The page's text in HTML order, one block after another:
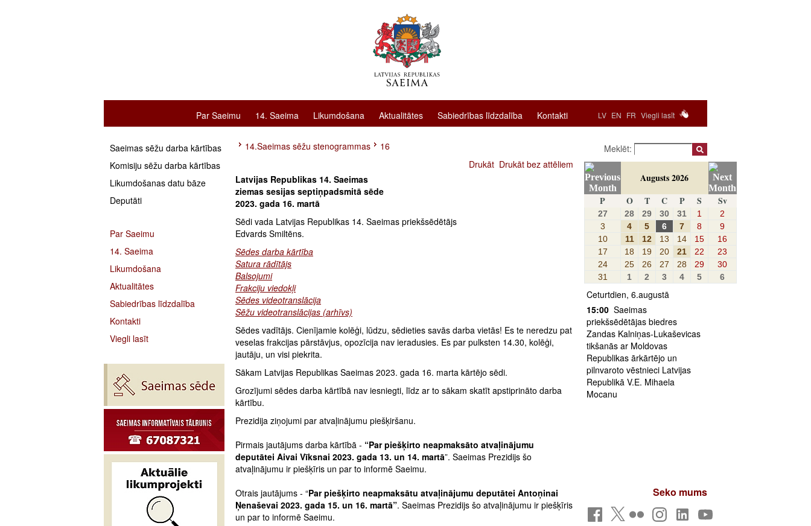
LV EN FR Viegli lasīt
Par Saeimu 14. Saeima Likumdošana Aktualitātes Sabiedrības līdzdalība Kontakti
Saeimas sēžu darba kārtības
Komisiju sēžu darba kārtības
Likumdošanas datu bāze
Deputāti
Par Saeimu
14. Saeima
Likumdošana
Aktualitātes
Sabiedrības līdzdalība
Kontakti
Viegli lasīt
14.Saeimas sēžu stenogrammas
16
Drukāt Drukāt bez attēliem
Latvijas Republikas 14. Saeimas
ziemas sesijas septiņpadsmitā sēde
2023. gada 16. martā
Sēdi vada Latvijas Republikas 14. Saeimas priekšsēdētājs
Edvards Smiltēns.
Sēdes darba kārtība
Satura rādītājs
Balsojumi
Frakciju viedokļi
Sēdes videotranslācija
Sēžu videotranslācijas (arhīvs)
Sēdes vadītājs. Cienījamie kolēģi, lūdzu, sēdieties savās darba vietās! Es te neredzu pat
veselas frakcijas pārstāvjus, opozīcija nav ieradusies. Es par pulksten 14.30, kolēģi,
jautāju, un visi piekrita.
Sākam Latvijas Republikas Saeimas 2023. gada 16. marta kārtējo sēdi.
Grozījumi sēdes darba kārtībā nav iesniegti, līdz ar to sākam skatīt apstiprināto darba
kārtību.
Prezidija ziņojumi par atvaļinājumu piešķiršanu.
Pirmais jautājums darba kārtībā - “Par piešķirto neapmaksāto atvaļinājumu
deputātei Aivai Vīksnai 2023. gada 13. un 14. martā”. Saeimas Prezidijs šo
atvaļinājumu ir piešķīris un par to informē Saeimu.
Otrais jautājums - “Par piešķirto neapmaksātu atvaļinājumu deputātei Antoņinai
Ņenaševai 2023. gada 15. un 16. martā”. Saeimas Prezidijs šo atvaļinājumu ir piešķīris
un par to informē Saeimu.
Meklēt:
Augusts 2026
P
O T C P S Sv
27 28 29 30 31 1
2
3
4 5 6 7 8
9
10
11 12 13 14 15
16
17
18 19 20 21 22
23
24
25 26 27 28 29
30
31
1 2 3 4 5 6
Ceturtdien, 6.augustā
15:00 Saeimas
priekšsēdētājas biedres
Zandas Kalniņas-Lukaševicas
tikšanās ar Moldovas
Republikas ārkārtējo un
pilnvaroto vēstnieci Latvijas
Republikā V.E. Mihaela
Mocanu
Seko mums